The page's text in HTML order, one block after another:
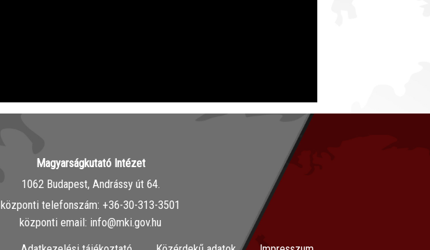
Magyarságkutató Intézet
1062 Budapest, Andrássy út 64.
központi telefonszám: ‭+36-30-313-3501
központi email: info@mki.gov.hu